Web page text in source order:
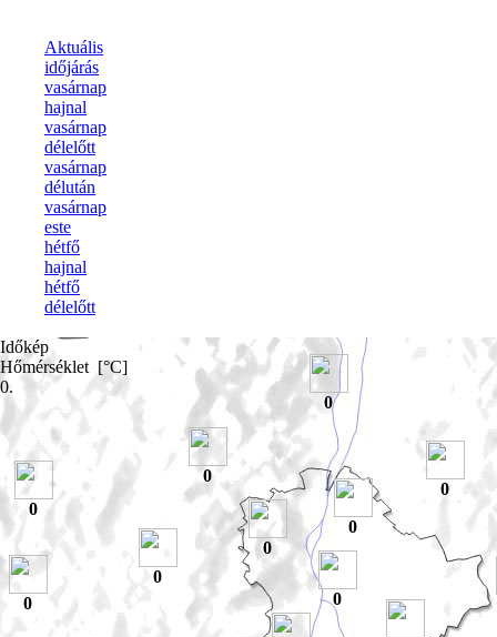
Aktuális
időjárás
vasárnap
hajnal
vasárnap
délelőtt
vasárnap
délután
vasárnap
este
hétfő
hajnal
hétfő
délelőtt
0
0
0
0
0
0
0
0
0
Időkép
Hőmérséklet [°C]
0.